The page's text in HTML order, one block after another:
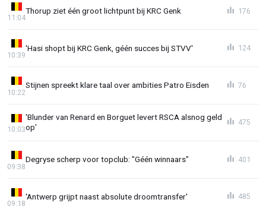
Thorup ziet één groot lichtpunt bij KRC Genk
11:04
176
'Hasi shopt bij KRC Genk, géén succes bij STVV'
10:39
124
Stijnen spreekt klare taal over ambities Patro Eisden
10:22
76
'Blunder van Renard en Borguet levert RSCA alsnog geld
op'
10:03
475
Degryse scherp voor topclub: "Géén winnaars"
09:38
401
'Antwerp grijpt naast absolute droomtransfer'
09:18
485